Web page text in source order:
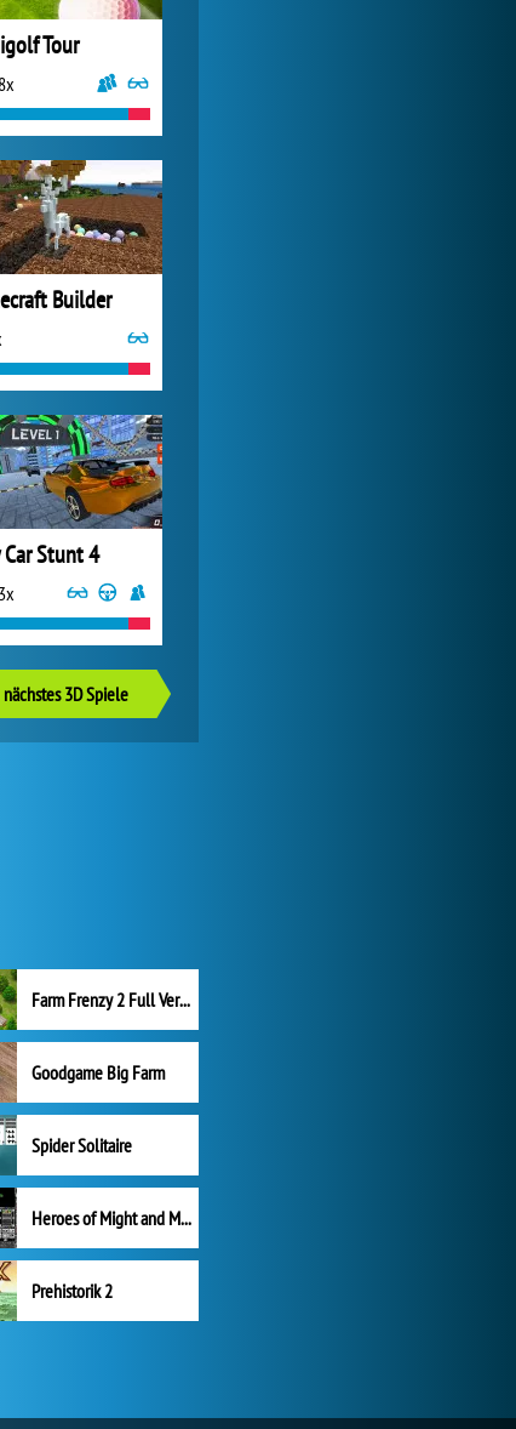
Tour
Builder
Stunt 4
nächstes 3D Spiele
Farm Frenzy 2 Full Version
Goodgame Big Farm
Spider Solitaire
Heroes of Might and Magic II
Prehistorik 2